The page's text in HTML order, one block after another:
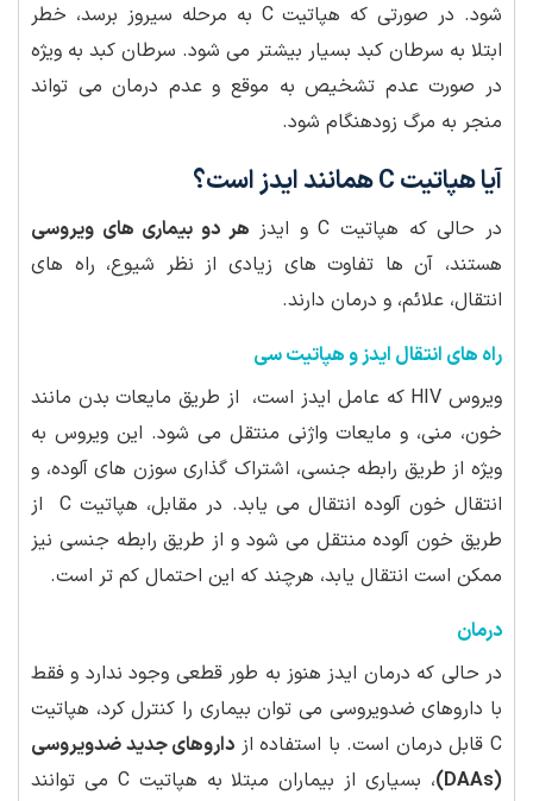
شود. در صورتی که هپاتیت C به مرحله سیروز برسد، خطر
ابتلا به سرطان کبد بسیار بیشتر می شود. سرطان کبد به ویژه
در صورت عدم تشخیص به موقع و عدم درمان می تواند
منجر به مرگ زودهنگام شود.
آیا هپاتیت C همانند ایدز است؟
در حالی که هپاتیت C و ایدز
هر دو بیماری های ویروسی
هستند، آن ها تفاوت های زیادی از نظر شیوع، راه های
انتقال، علائم، و درمان دارند.
راه های انتقال ایدز و هپاتیت سی
ویروس HIV که عامل ایدز است، از طریق مایعات بدن مانند
خون، منی، و مایعات واژنی منتقل می شود. این ویروس به
ویژه از طریق رابطه جنسی، اشتراک گذاری سوزن های آلوده، و
انتقال خون آلوده انتقال می یابد. در مقابل، هپاتیت C از
طریق خون آلوده منتقل می شود و از طریق رابطه جنسی نیز
ممکن است انتقال یابد، هرچند که این احتمال کم تر است.
درمان
در حالی که درمان ایدز هنوز به طور قطعی وجود ندارد و فقط
با داروهای ضدویروسی می توان بیماری را کنترل کرد، هپاتیت
C قابل درمان است. با استفاده از
داروهای جدید ضدویروسی
(DAAs)
، بسیاری از بیماران مبتلا به هپاتیت C می توانند